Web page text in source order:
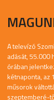
A televízó
adását, 55.000
órában
kétnaponta, az
műsorok
szeptemberé-